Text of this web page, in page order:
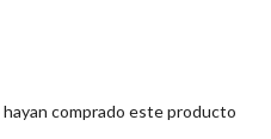
comprado este producto